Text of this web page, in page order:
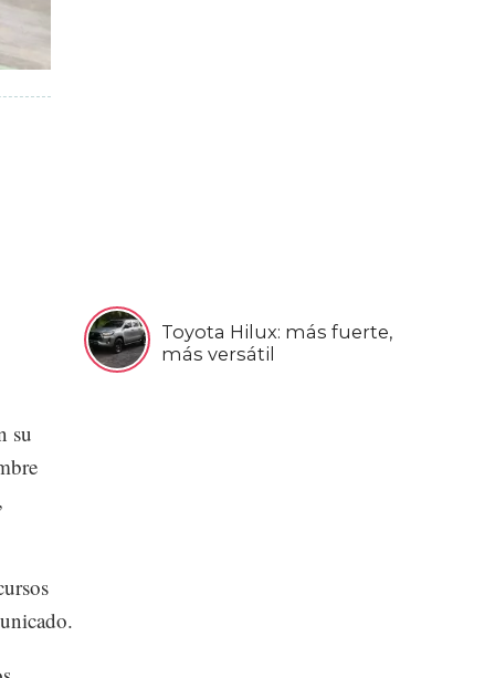
Toyota Hilux: más fuerte,
más versátil
su